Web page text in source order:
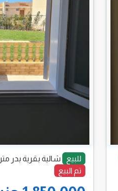
للبيع
شالية بقرية بدر متر² ارضى بحديقة وروف
تم البيع